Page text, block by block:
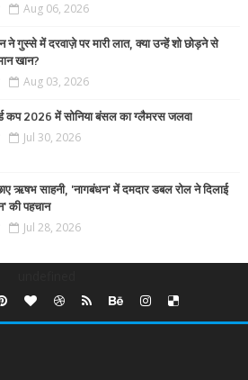
Aug 06, 2026
ने गुस्से में दरवाज़े पर मारी लात, क्या उन्हें शो छोड़ने से
खान?
Aug 03, 2026
कप 2026 में सोनिया बंसल का ग्लैमरस जलवा
Jul 30, 2026
ऋषभ साहनी, 'नागबंधन' में दमदार डबल रोल ने दिलाई
की पहचान
Jul 28, 2026